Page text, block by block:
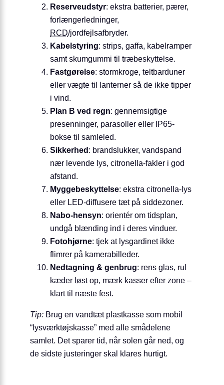
Reserveudstyr: ekstra batterier, pærer,
forlængerledninger,
RCD/jordfejlsafbryder.
Kabelstyring: strips, gaffa, kabelramper
samt skumgummi til træbeskyttelse.
Fastgørelse: stormkroge, teltbarduner
eller vægte til lanterner så de ikke tipper
i vind.
Plan B ved regn: gennemsigtige
presenninger, parasoller eller IP65-
bokse til samleled.
Sikkerhed: brandslukker, vandspand
nær levende lys, citronella-fakler i god
afstand.
Myggebeskyttelse: ekstra citronella-lys
eller LED-diffusere tæt på siddezoner.
Nabo-hensyn: orientér om tidsplan,
undgå blænding ind i deres vinduer.
Fotohjørne: tjek at lysgardinet ikke
flimrer på kamerabilleder.
Nedtagning & genbrug: rens glas, rul
kæder løst op, mærk kasser efter zone –
klart til næste fest.
Tip: Brug en vandtæt plastkasse som mobil
“lysværktøjskasse” med alle smådelene
samlet. Det sparer tid, når solen går ned, og
de sidste justeringer skal klares hurtigt.